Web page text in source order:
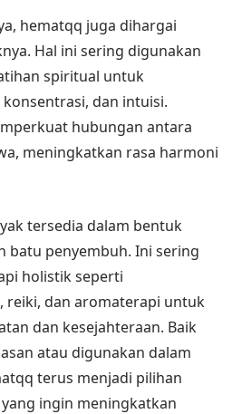
hematqq juga dihargai
Hal ini sering digunakan
spiritual untuk
dan intuisi.
hubungan antara
meningkatkan rasa harmoni
tersedia dalam bentuk
batu penyembuh. Ini sering
holistik seperti
reiki, dan aromaterapi untuk
dan kesejahteraan. Baik
atau digunakan dalam
terus menjadi pilihan
ingin meningkatkan